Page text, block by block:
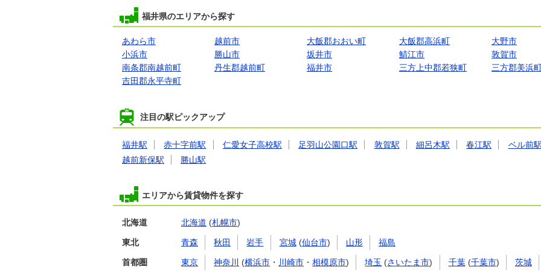
福井県のエリアから探す
あわら市 越前市 大飯郡おおい町 大飯郡高浜町
大野市
小浜市
勝山市 坂井市 鯖江市
敦賀市
南条郡南越前町
丹生郡越前町 福井市 三方上中郡若狭町
三方郡美浜
吉田郡永平寺町
注目の駅ピックアップ
福井駅 赤十字前駅 仁愛女子高校駅 足羽山公園口駅 敦賀駅 細呂木駅 春江駅
ベル前駅
越前新保駅
勝山駅
エリアから賃貸物件を探す
北海道 北海道 (札幌市)
東北 青森 秋田 岩手 宮城(仙台市) 山形 福島
首都圏 東京 神奈川 (横浜市 ・ 川崎市 ・相模原市) 埼玉 (さいたま市) 千葉(千葉市) 茨城